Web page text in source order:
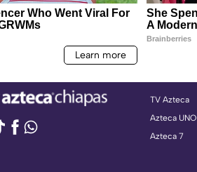
TV Azteca
Azteca UNO
Azteca 7